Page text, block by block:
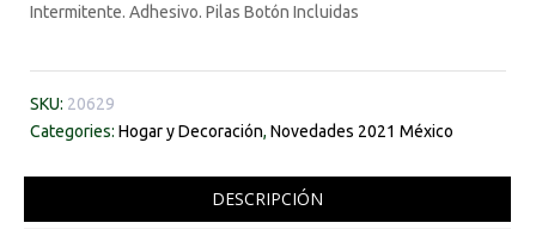
Intermitente. Adhesivo. Pilas Botón Incluidas
SKU: 20629
Categories: Hogar y Decoración, Novedades 2021 México
DESCRIPCIÓN